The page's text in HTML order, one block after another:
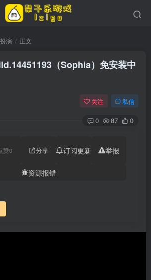
演 正文
（Sophia）免安装中
关注 私信
0 87 0
赞0 分享 订阅更新 举报
资源报错